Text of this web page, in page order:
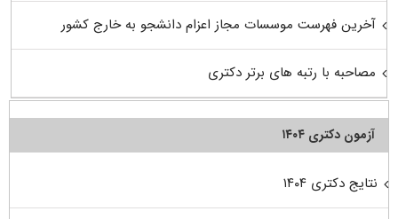
آخرین فهرست موسسات مجاز اعزام دانشجو به خارج کشور
مصاحبه با رتبه های برتر دکتری
آزمون دکتری ۱۴۰۴
نتایج دکتری ۱۴۰۴